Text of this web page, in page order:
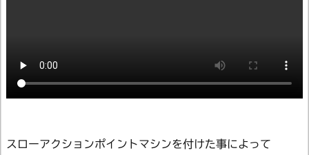
スローアクションポイントマシンを付けた事によって